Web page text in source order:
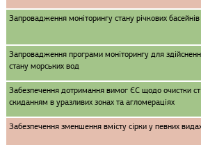
Запровадження моніторингу стану річкових басейнів
Запровадження програми моніторингу для
стану морських вод
Забезпечення дотримання вимог ЄС щодо очистки
скиданням в уразливих зонах та агломераціях
Забезпечення зменшення вмісту сірки у певних